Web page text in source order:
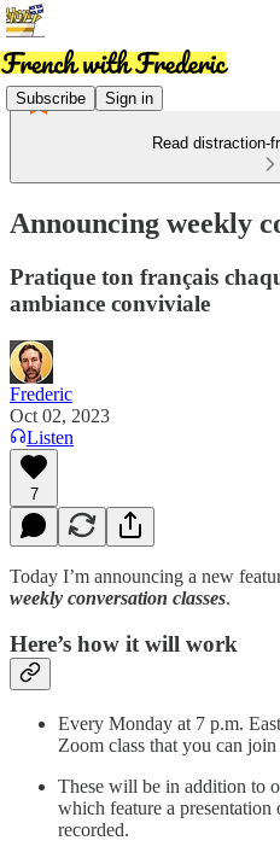
Subscribe Sign in
Read distraction-
Announcing weekly
Pratique ton français
ambiance conviviale
Frederic
Oct 02, 2023
Listen
7
Today I’m announcing a new
weekly conversation classes.
Here’s how it will work
Every Monday at 7 p.m.
Zoom class that you can
These will be in addition to
which feature a presentation
recorded.